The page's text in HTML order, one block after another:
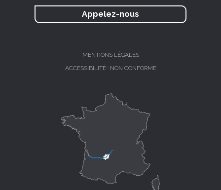
Appelez-nous
MENTIONS LÉGALES
ACCESSIBILITÉ : NON CONFORME